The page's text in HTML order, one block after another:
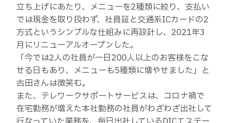
立ち上げにあたり、メニューを2種類に絞り、支払い
では現金を取り扱わず、社員証と交通系ICカードの2
方式というシンプルな仕組みに再設計し、2021年3
月にリニューアルオープンした。
「今では2人の社員が一日200人以上のお客様をこな
せる日もあり、メニューも5種類に増やせました」と
古田さんは微笑む。
また、テレワークサポートサービスは、コロナ禍で
在宅勤務が増えた本社勤務の社員がわざわざ出社して